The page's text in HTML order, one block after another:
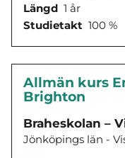
Längd 1 år
Studietakt 100 %
Allmän kurs
Brighton
Braheskolan –
Jönköpings län -